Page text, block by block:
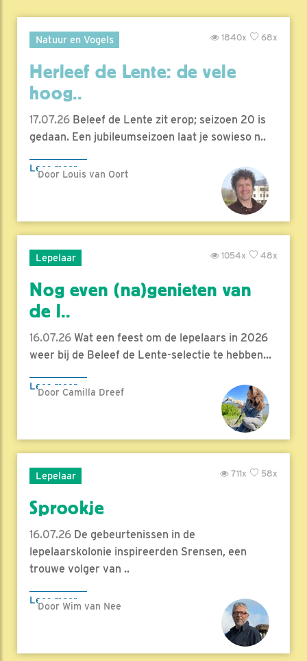
Natuur en Vogels 68x
1840x
Herleef de Lente: de vele
hoog..
17.07.26 Beleef de Lente zit erop; seizoen 20 is
gedaan. Een jubileumseizoen laat je sowieso n..
Lees meer
Door Louis van Oort
Lepelaar 48x
1054x
Nog even (na)genieten van
de l..
16.07.26 Wat een feest om de lepelaars in 2026
weer bij de Beleef de Lente-selectie te hebben...
Lees meer
Door Camilla Dreef
Lepelaar 58x
711x
Sprookje
16.07.26 De gebeurtenissen in de
lepelaarskolonie inspireerden Srensen, een
trouwe volger van ..
Lees meer
Door Wim van Nee